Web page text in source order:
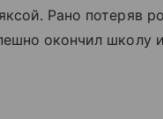
Рано потеряв
окончил школу